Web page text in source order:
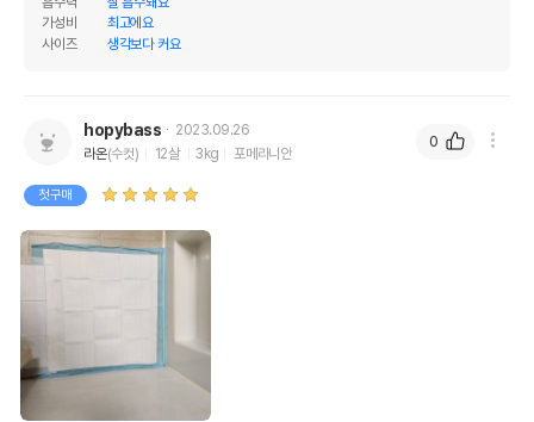
가성비
최고에요
사이즈
생각보다 커요
hopybass
2023.09.26
라온(수컷) 12살 3kg 포메라니안
첫구매
0